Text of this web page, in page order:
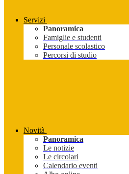
Servizi
Panoramica
Famiglie e studenti
Personale scolastico
Percorsi di studio
Novità
Panoramica
Le notizie
Le circolari
Calendario eventi